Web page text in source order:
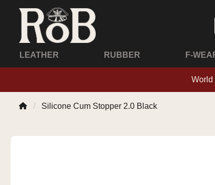
LEATHER RUBBER F-
World
Silicone Cum Stopper 2.0 Black